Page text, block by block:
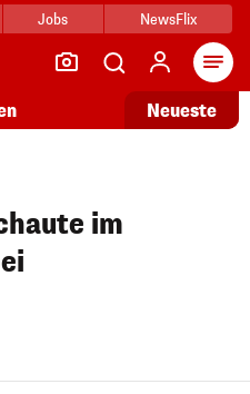
Jobs NewsFlix
Neueste
im